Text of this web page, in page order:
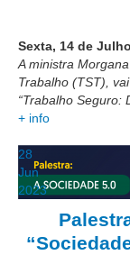
Gestão de
Auditoria e
Legislação
Sexta, 14 de
A ministra
Trabalho (TST),
“Trabalho Seguro:
+ info
28
Jun
2023